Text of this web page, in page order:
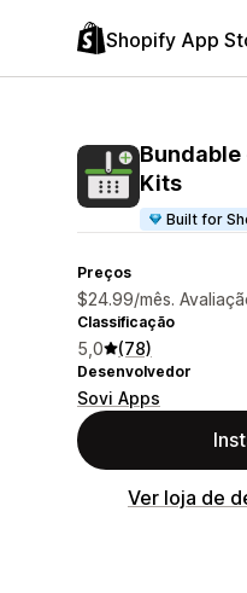
Shopify App
Bundable
Kits
Built for
Preços
$24.99/mês.
Classificação
5,0 (78)
Desenvolvedor
Sovi Apps
Ver loja de